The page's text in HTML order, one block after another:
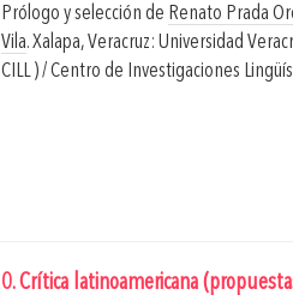
Prólogo y selección de Renato Prada
Vila.Xalapa, Veracruz: Universidad
CILL ) / Centro de Investigaciones
0. Crítica latinoamericana